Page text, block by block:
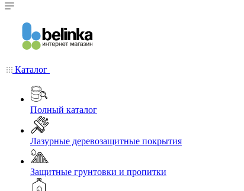
Каталог
Полный каталог
Лазурные деревозащитные покрытия
Защитные грунтовки и пропитки